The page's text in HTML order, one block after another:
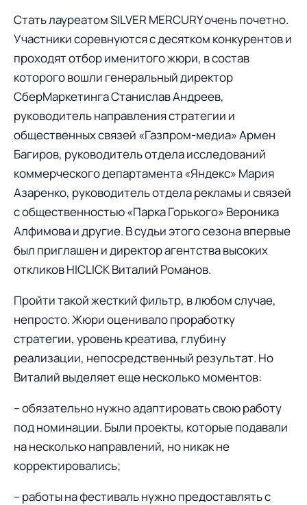
Стать лауреатом SILVER MERCURY очень почетно.
Участники соревнуются с десятком конкурентов и
проходят отбор именитого жюри, в состав
которого вошли генеральный директор
СберМаркетинга Станислав Андреев,
руководитель направления стратегии и
общественных связей «Газпром-медиа» Армен
Багиров, руководитель отдела исследований
коммерческого департамента «Яндекс» Мария
Азаренко, руководитель отдела рекламы и связей
с общественностью «Парка Горького» Вероника
Алфимова и другие. В судьи этого сезона впервые
был приглашен и директор агентства высоких
откликов HICLICK Виталий Романов.
Пройти такой жесткий фильтр, в любом случае,
непросто. Жюри оценивало проработку
стратегии, уровень креатива, глубину
реализации, непосредственный результат. Но
Виталий выделяет еще несколько моментов:
– обязательно нужно адаптировать свою работу
под номинации. Были проекты, которые подавали
на несколько направлений, но никак не
корректировались;
– работы на фестиваль нужно предоставлять с